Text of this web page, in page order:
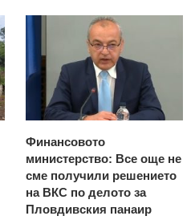
Финансовото
министерство: Все още не
сме получили решението
на ВКС по делото за
Пловдивския панаир